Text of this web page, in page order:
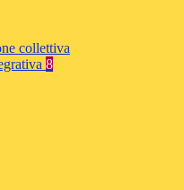
collettiva
8